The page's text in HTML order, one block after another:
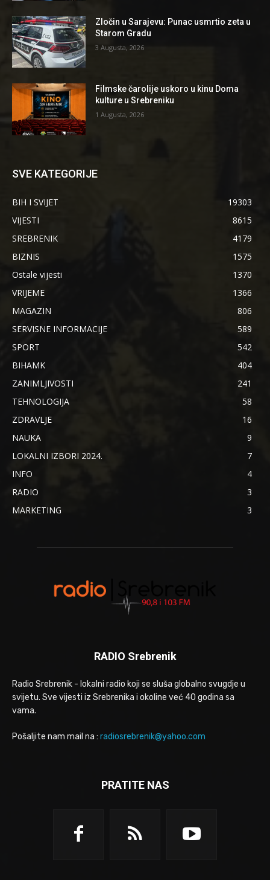
Zločin u Sarajevu: Punac usmrtio zeta u
Starom Gradu
3 Augusta, 2026
Filmske čarolije uskoro u kinu Doma
kulture u Srebreniku
1 Augusta, 2026
SVE KATEGORIJE
BIH I SVIJET
19303
VIJESTI
8615
SREBRENIK
4179
BIZNIS
1575
Ostale vijesti
1370
VRIJEME
1366
MAGAZIN
806
SERVISNE INFORMACIJE
589
SPORT
542
BIHAMK
404
ZANIMLJIVOSTI
241
TEHNOLOGIJA
58
ZDRAVLJE
16
NAUKA
9
LOKALNI IZBORI 2024.
7
INFO
4
RADIO
3
MARKETING
3
RADIO Srebrenik
Radio Srebrenik - lokalni radio koji se sluša globalno svugdje u
svijetu. Sve vijesti iz Srebrenika i okoline već 40 godina sa
vama.
Pošaljite nam mail na : radiosrebrenik@yahoo.com
PRATITE NAS